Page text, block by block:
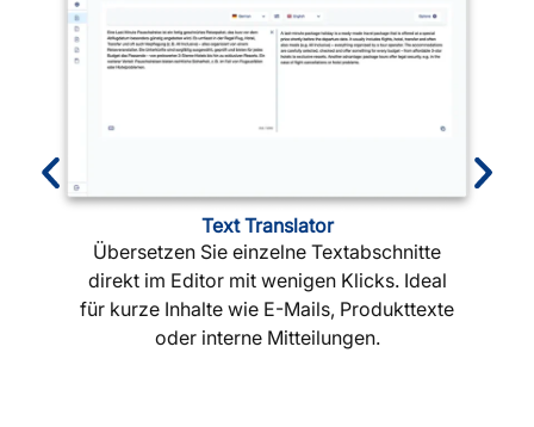
Text Translator
Übersetzen Sie einzelne Textabschnitte
direkt im Editor mit wenigen Klicks. Ideal
für kurze Inhalte wie E-Mails, Produkttexte
oder interne Mitteilungen.